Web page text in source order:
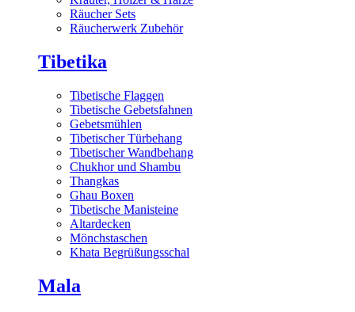
Räucher Sets
Räucherwerk Zubehör
Tibetika
Tibetische Flaggen
Tibetische Gebetsfahnen
Gebetsmühlen
Tibetischer Türbehang
Tibetischer Wandbehang
Chukhor und Shambu
Thangkas
Ghau Boxen
Tibetische Manisteine
Altardecken
Mönchstaschen
Khata Begrüßungsschal
Mala